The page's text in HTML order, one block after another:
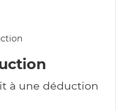
à une déduction